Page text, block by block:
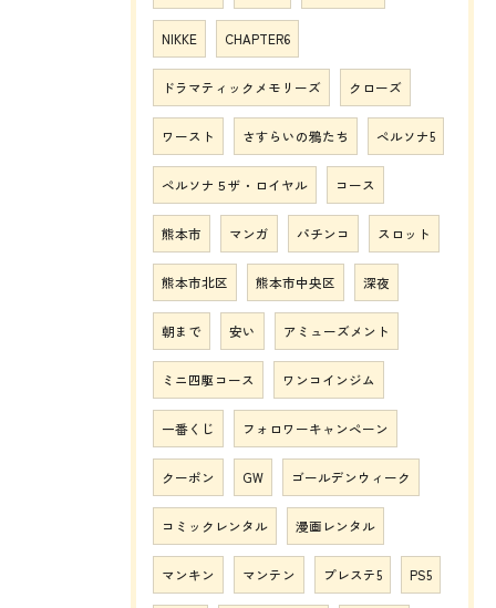
NIKKE CHAPTER6
ドラマティックメモリーズ クローズ
ワースト さすらいの鴉たち ペルソナ5
ペルソナ５ザ・ロイヤル コース
熊本市 マンガ パチンコ スロット
熊本市北区 熊本市中央区 深夜
朝まで 安い アミューズメント
ミニ四駆コース ワンコインジム
一番くじ フォロワーキャンペーン
クーポン GW ゴールデンウィーク
コミックレンタル 漫画レンタル
マンキン マンテン プレステ5 PS5